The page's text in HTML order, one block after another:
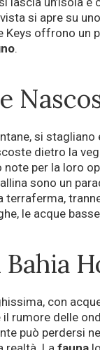
si apre su
offrono un
.
si
dietro la
note per la loro
sono un
le acque
Bahia
con
rumore delle
può perdersi